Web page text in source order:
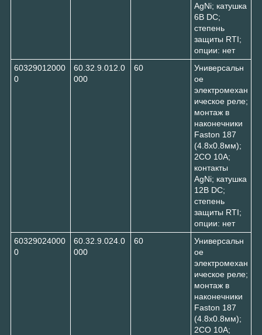
AgNi; катушка
6В DC;
степень
защиты RTI;
опции: нет
60329012000
0
60.32.9.012.0
000
60
Универсальн
ое
электромехан
ическое реле;
монтаж в
наконечники
Faston 187
(4.8х0.8мм);
2CO 10A;
контакты
AgNi; катушка
12В DC;
степень
защиты RTI;
опции: нет
60329024000
0
60.32.9.024.0
000
60
Универсальн
ое
электромехан
ическое реле;
монтаж в
наконечники
Faston 187
(4.8х0.8мм);
2CO 10A;